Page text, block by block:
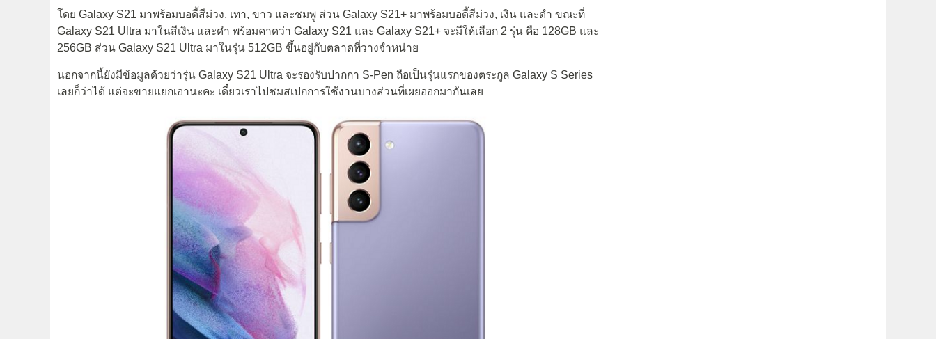
โดย Galaxy S21 มาพร้อมบอดี้สีม่วง, เทา, ขาว และชมพู ส่วน Galaxy S21+ มาพร้อมบอดี้สีม่วง, เงิน และดำ ขณะที่
Galaxy S21 Ultra มาในสีเงิน และดำ พร้อมคาดว่า Galaxy S21 และ Galaxy S21+ จะมีให้เลือก 2 รุ่น คือ 128GB และ
256GB ส่วน Galaxy S21 Ultra มาในรุ่น 512GB ขึ้นอยู่กับตลาดที่วางจำหน่าย
นอกจากนี้ยังมีข้อมูลด้วยว่ารุ่น Galaxy S21 Ultra จะรองรับปากกา S-Pen ถือเป็นรุ่นแรกของตระกูล Galaxy S Series
เลยก็ว่าได้ แต่จะขายแยกเอานะคะ เดี๋ยวเราไปชมสเปกการใช้งานบางส่วนที่เผยออกมากันเลย